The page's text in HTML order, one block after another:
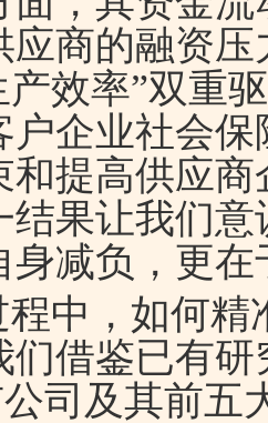
应商的融资
产效率”双重
户企业社会
和提高供应
结果让我们
身减负，更
中，如何精
们借鉴已有
司及其前五